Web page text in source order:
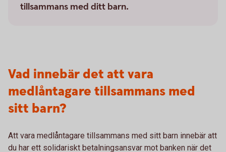
tillsammans med ditt barn.
Vad innebär det att vara
medlåntagare tillsammans med
sitt barn?
Att vara medlåntagare tillsammans med sitt barn innebär att
du har ett solidariskt betalningsansvar mot banken när det